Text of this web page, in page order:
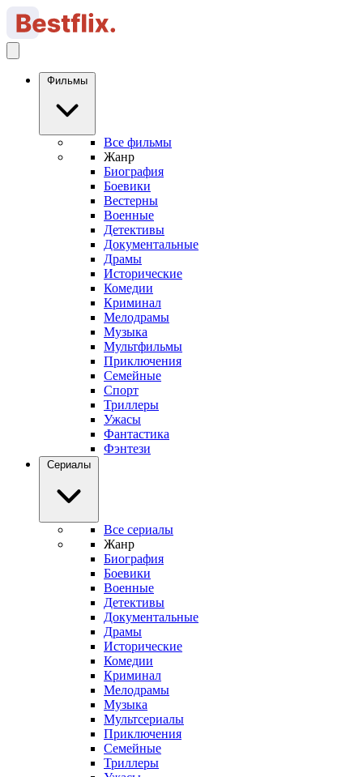
Фильмы
Все фильмы
Жанр
Биография
Боевики
Вестерны
Военные
Детективы
Документальные
Драмы
Исторические
Комедии
Криминал
Мелодрамы
Музыка
Мультфильмы
Приключения
Семейные
Спорт
Триллеры
Ужасы
Фантастика
Фэнтези
Сериалы
Все сериалы
Жанр
Биография
Боевики
Военные
Детективы
Документальные
Драмы
Исторические
Комедии
Криминал
Мелодрамы
Музыка
Мультсериалы
Приключения
Семейные
Триллеры